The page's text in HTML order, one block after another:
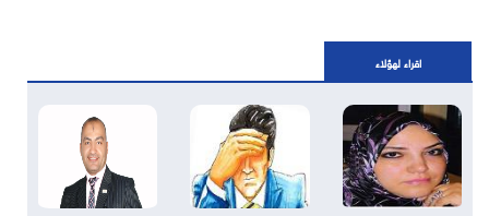
اقراء لهؤلاء